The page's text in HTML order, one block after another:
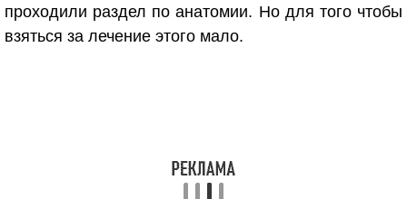
проходили раздел по анатомии. Но для того чтобы
взяться за лечение этого мало.